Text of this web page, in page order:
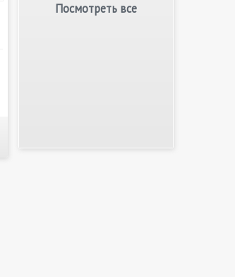
Посмотреть все